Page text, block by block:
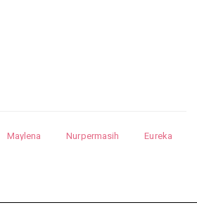
Maylena Nurpermasih
Eureka